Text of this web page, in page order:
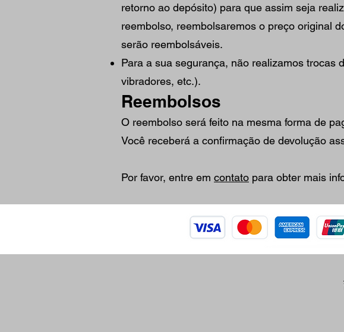
retorno ao depósito) para que assim seja
reembolso, reembolsaremos o preço original
serão reembolsáveis.
Para a sua segurança, não realizamos trocas
vibradores, etc.).
Reembolsos
O reembolso será feito na mesma forma de
Você receberá a confirmação de devolução
Por favor, entre em contato para obter mais